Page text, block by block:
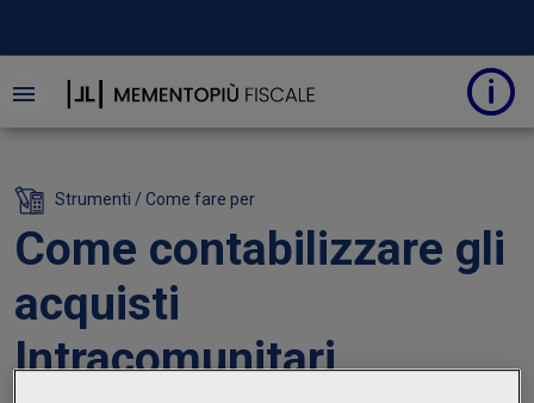
Strumenti / Come fare per
Come contabilizzare gli
acquisti
Intracomunitari